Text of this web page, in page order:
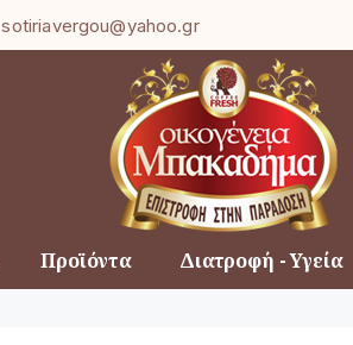
sotiriavergou@yahoo.gr
Προϊόντα Διατροφή - Υγεία